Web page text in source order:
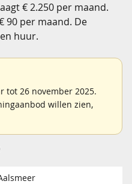
€ 2.250 per maand.
90 per maand. De
huur.
tot 26 november 2025.
willen zien,